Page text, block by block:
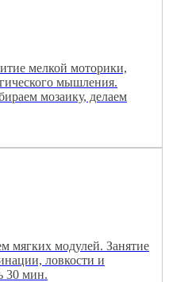
мелкой моторики,
мышления.
мозаику, делаем
мягких модулей. Занятие
ловкости и
30 мин.